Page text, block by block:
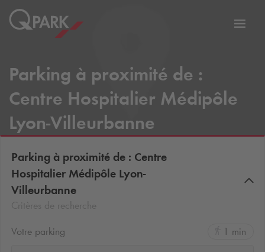
Parking à proximité de :
Centre Hospitalier Médipôle
Lyon-Villeurbanne
Parking à proximité de : Centre
Hospitalier Médipôle Lyon-
Villeurbanne
Votre parking
1 min